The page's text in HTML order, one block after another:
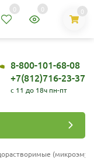
0 0 0
8-800-101-68-08
+7(812)716-23-37
c 11 до 18ч пн-пт